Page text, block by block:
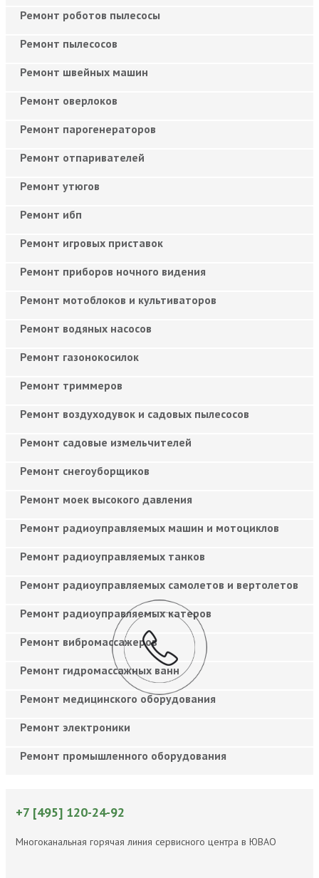
Ремонт роботов пылесосы
Ремонт пылесосов
Ремонт швейных машин
Ремонт оверлоков
Ремонт парогенераторов
Ремонт отпаривателей
Ремонт утюгов
Ремонт ибп
Ремонт игровых приставок
Ремонт приборов ночного видения
Ремонт мотоблоков и культиваторов
Ремонт водяных насосов
Ремонт газонокосилок
Ремонт триммеров
Ремонт воздуходувок и садовых пылесосов
Ремонт садовые измельчителей
Ремонт снегоуборщиков
Ремонт моек высокого давления
Ремонт радиоуправляемых машин и мотоциклов
Ремонт радиоуправляемых танков
Ремонт радиоуправляемых самолетов и вертолетов
Ремонт радиоуправляемых катеров
Ремонт вибромассажеров
Ремонт гидромассажных ванн
Ремонт медицинского оборудования
Ремонт электроники
Ремонт промышленного оборудования
+7 [495] 120-24-92
Многоканальная горячая линия сервисного центра в ЮВАО